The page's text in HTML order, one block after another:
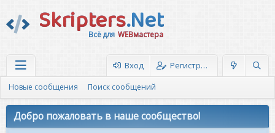
Skripters.Net
Всё для WEBмастера
Вход Регистрация
Новые сообщения Поиск сообщений
Добро пожаловать в наше сообщество!